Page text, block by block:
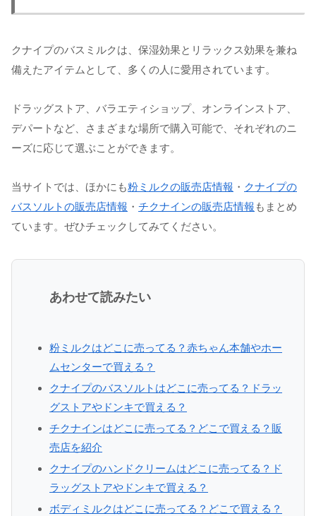
クナイプのバスミルクは、保湿効果とリラックス効果を兼ね
備えたアイテムとして、多くの人に愛用されています。
ドラッグストア、バラエティショップ、オンラインストア、
デパートなど、さまざまな場所で購入可能で、それぞれのニ
ーズに応じて選ぶことができます。
当サイトでは、ほかにも粉ミルクの販売店情報 ・ クナイプの
バスソルトの販売店情報 ・ チクナインの販売店情報 もまとめ
ています。ぜひチェックしてみてください。
あわせて読みたい
粉ミルクはどこに売ってる？赤ちゃん本舗やホー
ムセンターで買える？
クナイプのバスソルトはどこに売ってる？ドラッ
グストアやドンキで買える？
チクナインはどこに売ってる？どこで買える？販
売店を紹介
クナイプのハンドクリームはどこに売ってる？ド
ラッグストアやドンキで買える？
ボディミルクはどこに売ってる？どこで買える？